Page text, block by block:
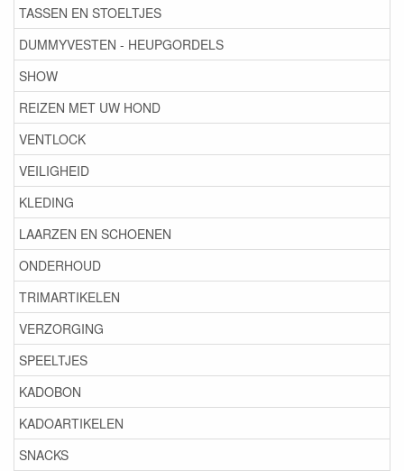
TASSEN EN STOELTJES
DUMMYVESTEN - HEUPGORDELS
SHOW
REIZEN MET UW HOND
VENTLOCK
VEILIGHEID
KLEDING
LAARZEN EN SCHOENEN
ONDERHOUD
TRIMARTIKELEN
VERZORGING
SPEELTJES
KADOBON
KADOARTIKELEN
SNACKS